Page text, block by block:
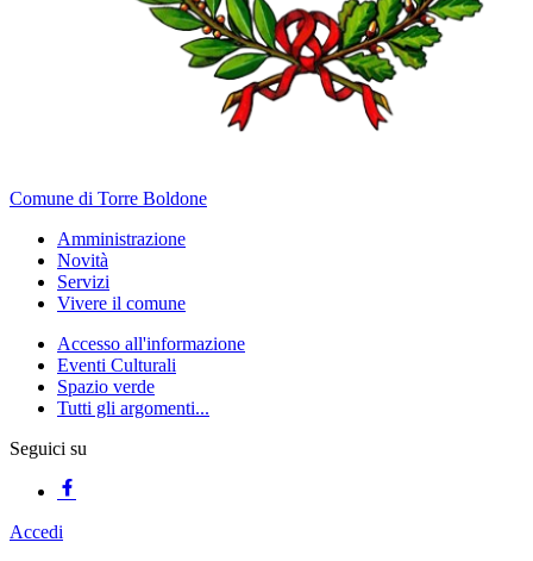
Comune di Torre Boldone
Amministrazione
Novità
Servizi
Vivere il comune
Accesso all'informazione
Eventi Culturali
Spazio verde
Tutti gli argomenti...
Seguici su
Accedi